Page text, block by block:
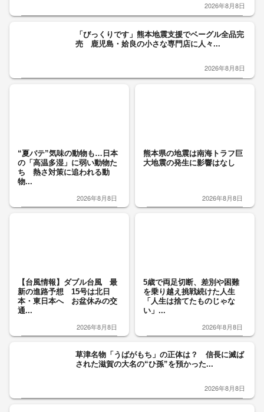
2026年8月8日
「びっくりです」熊本地震支援でベーグル全品完
売 鹿児島・姶良の小さな専門店に人々...
2026年8月8日
“夏バテ”気味の動物も…日本
の「高温多湿」に弱い動物た
ち 熱さ対策に追われる動
物...
2026年8月8日
熊本県の地震は南海トラフ巨
大地震の発生に影響はなし
2026年8月8日
【台風情報】ダブル台風 最
新の進路予想 15号は北日
本・東日本へ お盆休みの交
通...
2026年8月8日
5歳で両足切断、差別や困難
を乗り越え挑戦続けた人生
「人生は捨てたものじゃな
い」...
2026年8月8日
草津名物「うばがもち」の正体は？ 信長に滅ば
された滋賀の大名の“ひ孫”を預かった...
2026年8月8日